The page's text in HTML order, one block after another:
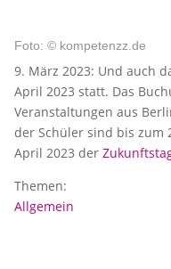
Foto: © kompetenzz.de
9. März 2023: Und auch
April 2023 statt. Das
Veranstaltungen aus
der Schüler sind bis zum
April 2023 der
Themen:
Allgemein